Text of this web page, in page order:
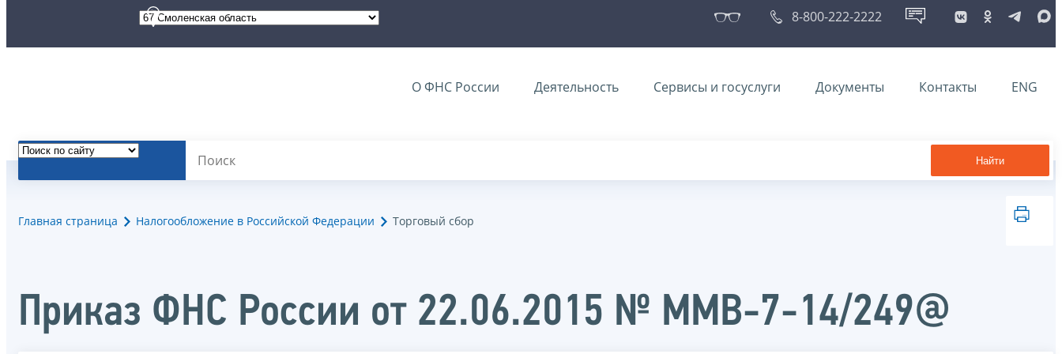
8-800-222-2222
О ФНС России Деятельность Сервисы и госуслуги Документы Контакты ENG
Найти
Главная страница Налогообложение в Российской Федерации Торговый сбор
Приказ ФНС России от 22.06.2015 № ММВ-7-14/249@